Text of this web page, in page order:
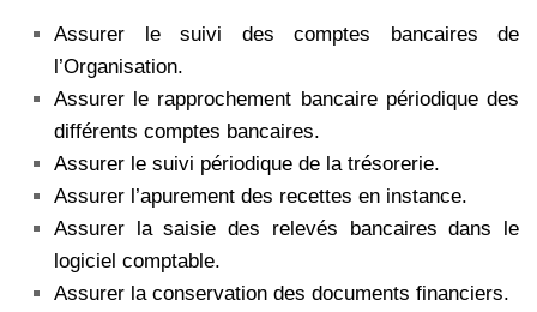
Assurer le suivi des comptes bancaires de
l’Organisation.
Assurer le rapprochement bancaire périodique des
différents comptes bancaires.
Assurer le suivi périodique de la trésorerie.
Assurer l’apurement des recettes en instance.
Assurer la saisie des relevés bancaires dans le
logiciel comptable.
Assurer la conservation des documents financiers.